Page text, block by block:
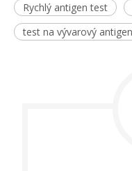
Rychlý antigen test
test na vývarový antigen